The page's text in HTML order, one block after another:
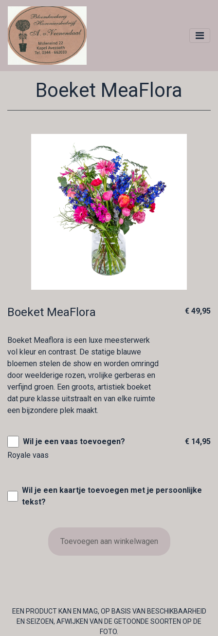
Boeket MeaFlora
Boeket MeaFlora
Boeket Meaflora is een luxe meesterwerk
vol kleur en contrast. De statige blauwe
bloemen stelen de show en worden omringd
door weelderige rozen, vrolijke gerberas en
verfijnd groen. Een groots, artistiek boeket
dat pure klasse uitstraalt en van elke ruimte
een bijzondere plek maakt.
€ 49,95
Wil je een vaas toevoegen?
Royale vaas
€ 14,95
Wil je een kaartje toevoegen met je persoonlijke
tekst?
Toevoegen aan winkelwagen
EEN PRODUCT KAN EN MAG, OP BASIS VAN BESCHIKBAARHEID
EN SEIZOEN, AFWIJKEN VAN DE GETOONDE SOORTEN OP DE
FOTO.